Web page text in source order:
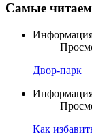
Самые
Двор-парк
Как